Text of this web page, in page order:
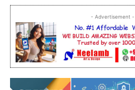
- Advertisement -